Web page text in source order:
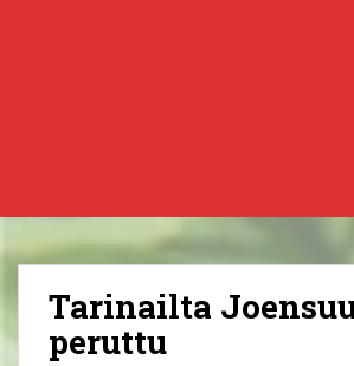
n
n
Tarinailta
peruttu